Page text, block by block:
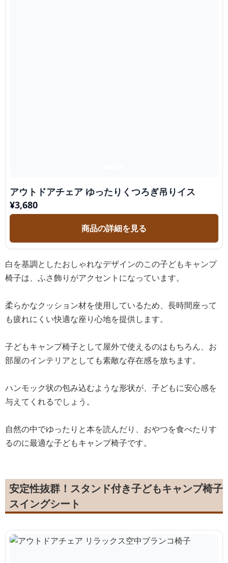
アウトドアチェア ゆったりくつろぎ吊りイス
¥3,680
商品の詳細を見る
白を基調としたおしゃれなデザインのこの子どもキャンプ
椅子は、ふさ飾りがアクセントになっています。
柔らかなクッション材を使用しているため、長時間座って
も疲れにくい快適な座り心地を提供します。
子どもキャンプ椅子として屋外で使えるのはもちろん、お
部屋のインテリアとしても素敵な存在感を放ちます。
ハンモック状の包み込むような形状が、子どもに安心感を
与えてくれるでしょう。
自然の中でゆったりと本を読んだり、おやつを食べたりす
るのに最適な子どもキャンプ椅子です。
安定性抜群！スタンド付き子どもキャンプ椅子
スイングシート